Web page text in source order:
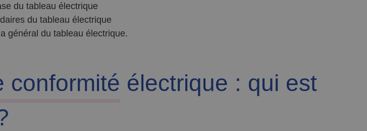
du tableau électrique
du tableau électrique
général du tableau électrique.
conformité électrique : qui est